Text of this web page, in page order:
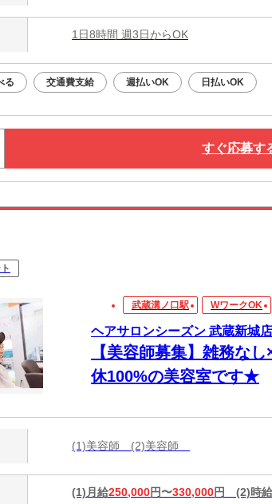
1日8時間 週3日からOK
る 交通費支給 週払いOK 日払いOK
すぐ応募す
武蔵溝ノ口駅 WワークOK
ヘアサロンシーズン 武蔵新城店
【美容師募集】雑務な
休100%の美容室です★
(1)美容師 (2)美容師
(1)月給250,000円〜330,000円 (2)時給